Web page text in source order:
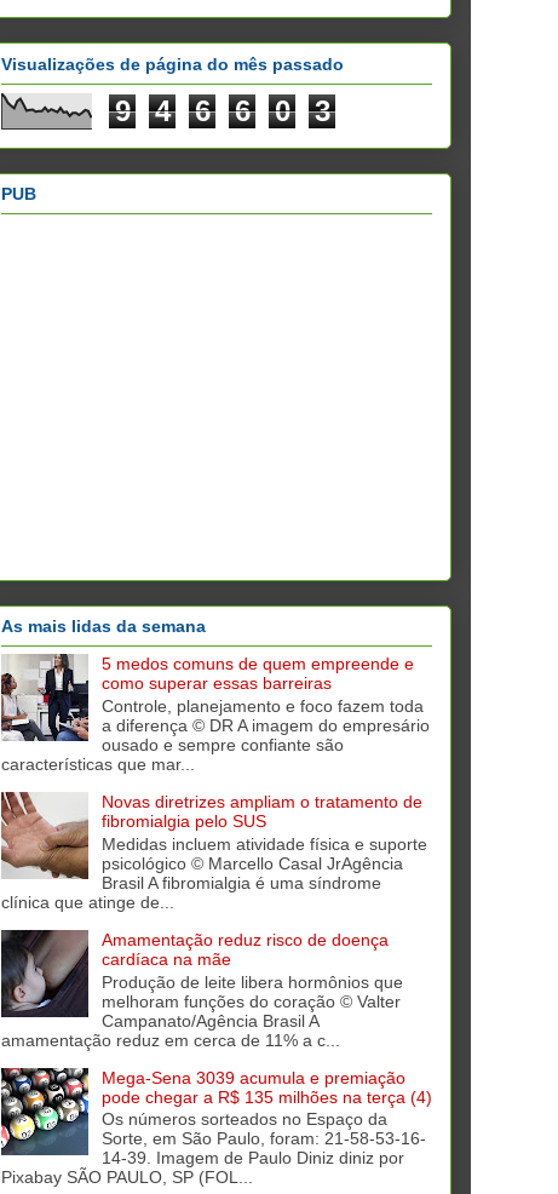
Visualizações de página do mês passado
9 4 6 6 0 3
PUB
As mais lidas da semana
5 medos comuns de quem empreende e
como superar essas barreiras
Controle, planejamento e foco fazem toda
a diferença © DR A imagem do empresário
ousado e sempre confiante são
características que mar...
Novas diretrizes ampliam o tratamento de
fibromialgia pelo SUS
Medidas incluem atividade física e suporte
psicológico © Marcello Casal JrAgência
Brasil A fibromialgia é uma síndrome
clínica que atinge de...
Amamentação reduz risco de doença
cardíaca na mãe
Produção de leite libera hormônios que
melhoram funções do coração © Valter
Campanato/Agência Brasil A
amamentação reduz em cerca de 11% a c...
Mega-Sena 3039 acumula e premiação
pode chegar a R$ 135 milhões na terça (4)
Os números sorteados no Espaço da
Sorte, em São Paulo, foram: 21-58-53-16-
14-39. Imagem de Paulo Diniz diniz por
Pixabay SÃO PAULO, SP (FOL...